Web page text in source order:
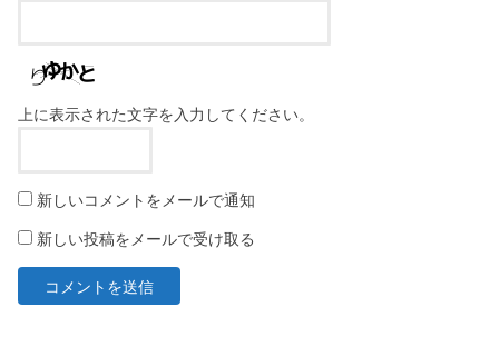
上に表示された文字を入力してください。
新しいコメントをメールで通知
新しい投稿をメールで受け取る